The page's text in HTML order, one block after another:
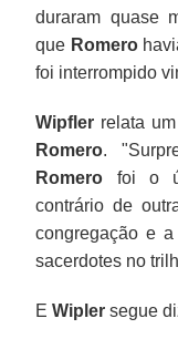
duraram quase
que Romero
foi interrompido
Wipfler relata
Romero.
Romero foi o
contrário de
congregação e
sacerdotes no
EWipler segue